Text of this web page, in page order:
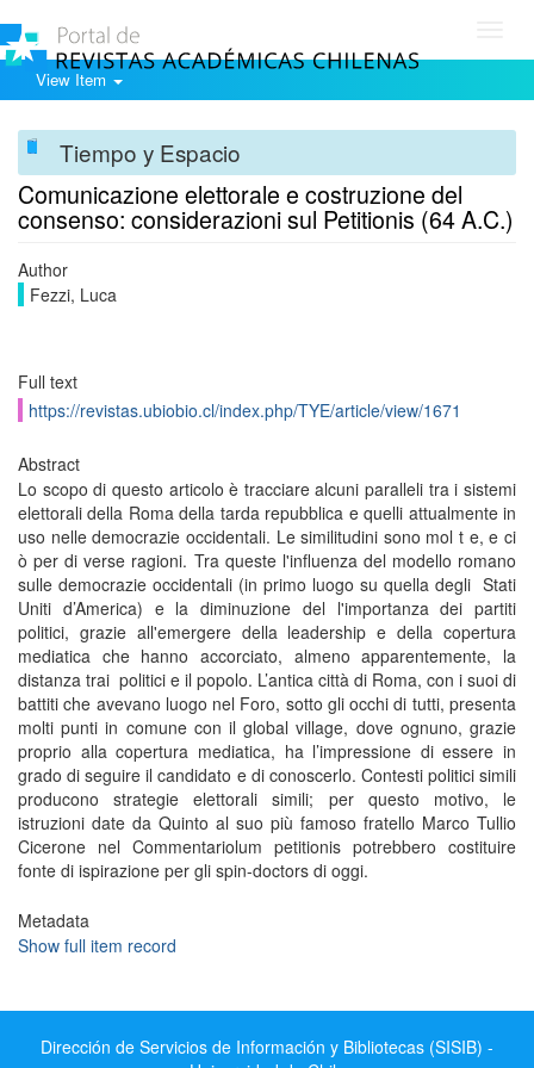
View Item
Tiempo y Espacio
Comunicazione elettorale e costruzione del
consenso: considerazioni sul Petitionis (64 A.C.)
Author
Fezzi, Luca
Full text
https://revistas.ubiobio.cl/index.php/TYE/article/view/1671
Abstract
Lo scopo di questo articolo è tracciare alcuni paralleli tra i sistemi
elettorali della Roma della tarda repubblica e quelli attualmente in
uso nelle democrazie occidentali. Le similitudini sono mol t e, e ci
ò per di verse ragioni. Tra queste l'influenza del modello romano
sulle democrazie occidentali (in primo luogo su quella degli Stati
Uniti d’America) e la diminuzione del l'importanza dei partiti
politici, grazie all'emergere della leadership e della copertura
mediatica che hanno accorciato, almeno apparentemente, la
distanza trai politici e il popolo. L’antica città di Roma, con i suoi di
battiti che avevano luogo nel Foro, sotto gli occhi di tutti, presenta
molti punti in comune con il global village, dove ognuno, grazie
proprio alla copertura mediatica, ha l’impressione di essere in
grado di seguire il candidato e di conoscerlo. Contesti politici simili
producono strategie elettorali simili; per questo motivo, le
istruzioni date da Quinto al suo più famoso fratello Marco Tullio
Cicerone nel Commentariolum petitionis potrebbero costituire
fonte di ispirazione per gli spin-doctors di oggi.
Metadata
Show full item record
Dirección de Servicios de Información y Bibliotecas (SISIB) -